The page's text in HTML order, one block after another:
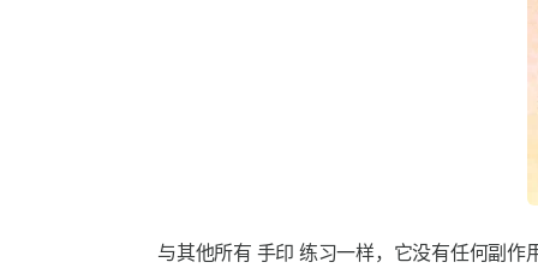
与其他所有 手印 练习一样，它没有任何副作